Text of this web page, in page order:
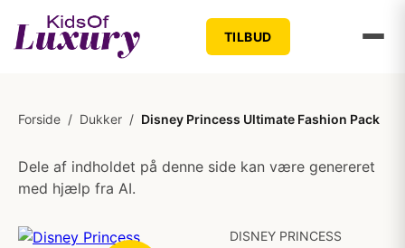
TILBUD
Forside / Dukker / Disney Princess Ultimate Fashion Pack
Dele af indholdet på denne side kan være genereret
med hjælp fra AI.
DISNEY PRINCESS